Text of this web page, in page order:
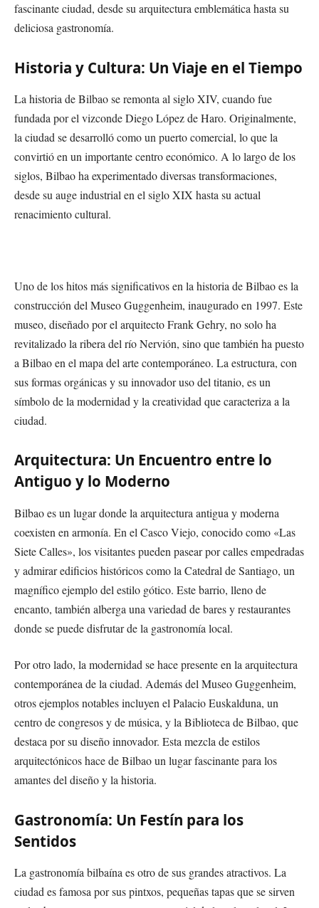
fascinante ciudad, desde su arquitectura emblemática hasta su
deliciosa gastronomía.
Historia y Cultura: Un Viaje en el Tiempo
La historia de Bilbao se remonta al siglo XIV, cuando fue
fundada por el vizconde Diego López de Haro. Originalmente,
la ciudad se desarrolló como un puerto comercial, lo que la
convirtió en un importante centro económico. A lo largo de los
siglos, Bilbao ha experimentado diversas transformaciones,
desde su auge industrial en el siglo XIX hasta su actual
renacimiento cultural.
Uno de los hitos más significativos en la historia de Bilbao es la
construcción del Museo Guggenheim, inaugurado en 1997. Este
museo, diseñado por el arquitecto Frank Gehry, no solo ha
revitalizado la ribera del río Nervión, sino que también ha puesto
a Bilbao en el mapa del arte contemporáneo. La estructura, con
sus formas orgánicas y su innovador uso del titanio, es un
símbolo de la modernidad y la creatividad que caracteriza a la
ciudad.
Arquitectura: Un Encuentro entre lo
Antiguo y lo Moderno
Bilbao es un lugar donde la arquitectura antigua y moderna
coexisten en armonía. En el Casco Viejo, conocido como «Las
Siete Calles», los visitantes pueden pasear por calles empedradas
y admirar edificios históricos como la Catedral de Santiago, un
magnífico ejemplo del estilo gótico. Este barrio, lleno de
encanto, también alberga una variedad de bares y restaurantes
donde se puede disfrutar de la gastronomía local.
Por otro lado, la modernidad se hace presente en la arquitectura
contemporánea de la ciudad. Además del Museo Guggenheim,
otros ejemplos notables incluyen el Palacio Euskalduna, un
centro de congresos y de música, y la Biblioteca de Bilbao, que
destaca por su diseño innovador. Esta mezcla de estilos
arquitectónicos hace de Bilbao un lugar fascinante para los
amantes del diseño y la historia.
Gastronomía: Un Festín para los
Sentidos
La gastronomía bilbaína es otro de sus grandes atractivos. La
ciudad es famosa por sus pintxos, pequeñas tapas que se sirven